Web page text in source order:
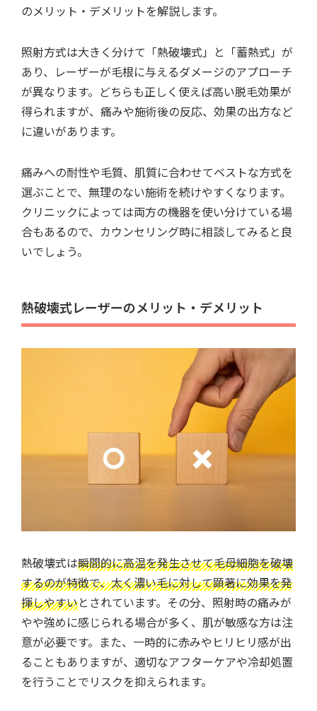
のメリット・デメリットを解説します。
照射方式は大きく分けて「熱破壊式」と「蓄熱式」が
あり、レーザーが毛根に与えるダメージのアプローチ
が異なります。どちらも正しく使えば高い脱毛効果が
得られますが、痛みや施術後の反応、効果の出方など
に違いがあります。
痛みへの耐性や毛質、肌質に合わせてベストな方式を
選ぶことで、無理のない施術を続けやすくなります。
クリニックによっては両方の機器を使い分けている場
合もあるので、カウンセリング時に相談してみると良
いでしょう。
熱破壊式レーザーのメリット・デメリット
熱破壊式は瞬間的に高温を発生させて毛母細胞を破壊
するのが特徴で、太く濃い毛に対して顕著に効果を発
揮しやすいとされています。その分、照射時の痛みが
やや強めに感じられる場合が多く、肌が敏感な方は注
意が必要です。また、一時的に赤みやヒリヒリ感が出
ることもありますが、適切なアフターケアや冷却処置
を行うことでリスクを抑えられます。